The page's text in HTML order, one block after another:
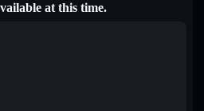
at this time.